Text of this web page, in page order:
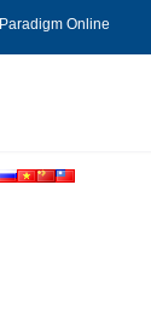
Online